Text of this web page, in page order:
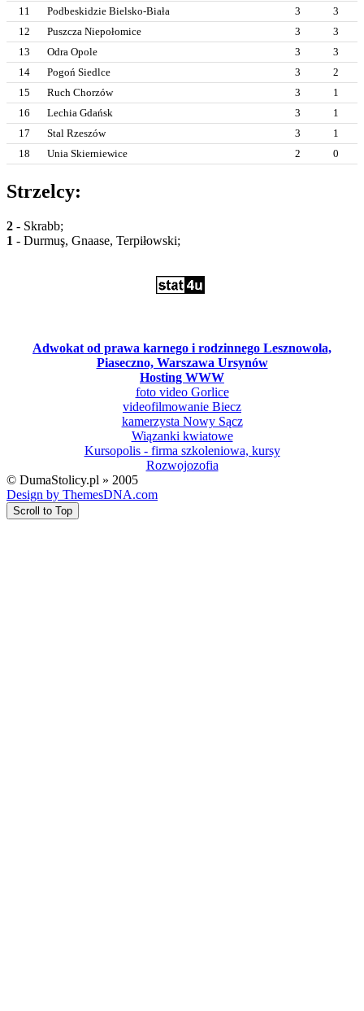
11
Podbeskidzie Bielsko-Biała 3
3
12
Puszcza Niepołomice 3
3
13
Odra Opole 3
3
14
Pogoń Siedlce 3
2
15
Ruch Chorzów 3
1
16
Lechia Gdańsk 3
1
17
Stal Rzeszów 3
1
18
Unia Skierniewice 2 0
Strzelcy:
2 - Skrabb;
1 - Durmuş, Gnaase, Terpiłowski;
Adwokat od prawa karnego i rodzinnego Lesznowola,
Piaseczno, Warszawa Ursynów
Hosting WWW
foto video Gorlice
videofilmowanie Biecz
kamerzysta Nowy Sącz
Wiązanki kwiatowe
Kursopolis - firma szkoleniowa, kursy
Rozwojozofia
© DumaStolicy.pl » 2005
Design by ThemesDNA.com
Scroll to Top